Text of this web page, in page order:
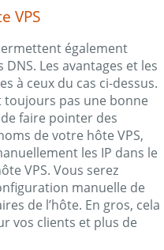
VPS
également
Les avantages et les
à ceux du cas ci-dessus.
toujours pas une bonne
faire pointer des
de votre hôte VPS,
les IP dans le
VPS. Vous serez
manuelle de
de l’hôte. En gros, cela
vos clients et plus de